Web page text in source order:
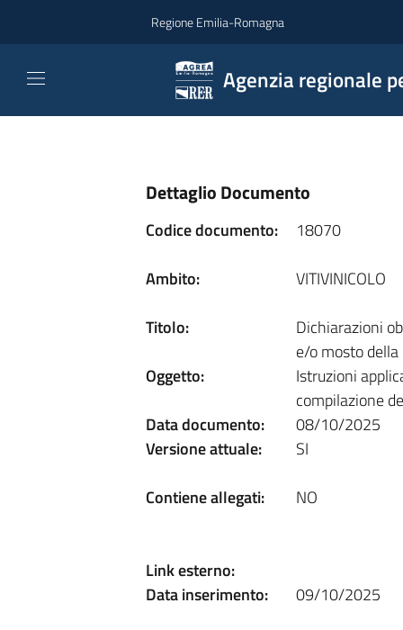
Regione Emilia-Romagna
Agenzia regionale
Dettaglio Documento
Codice documento:
18070
Ambito:
VITIVINICOLO
Titolo:
Dichiarazioni
e/o mosto
Oggetto:
Istruzioni
compilazione
Data documento:
08/10/2025
Versione attuale:
SI
Contiene allegati:
NO
Link esterno:
Data inserimento:
09/10/2025